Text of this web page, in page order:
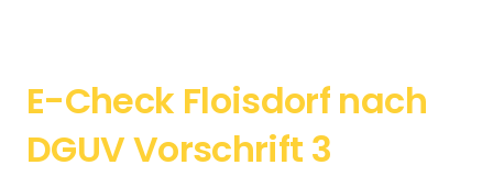
E-Check Floisdorf nach
DGUV Vorschrift 3